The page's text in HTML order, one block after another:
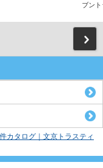
ブン
カタログ｜文京トラスティ